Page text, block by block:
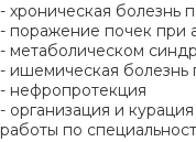
- хроническая болезнь
- поражение почек при
- метаболическом
- ишемическая болезнь
- нефропротекция
- организация и
работы по